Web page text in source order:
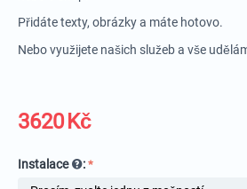
Přidáte texty, obrázky a máte hotovo.
Nebo využijete našich služeb a vše
3620Kč
Instalace :